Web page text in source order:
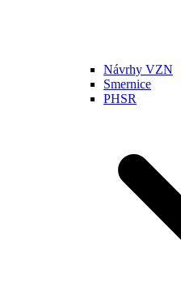
Návrhy VZN
Smernice
PHSR